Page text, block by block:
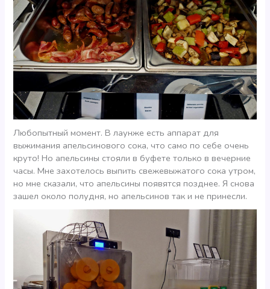
Любопытный момент. В лаунже есть аппарат для
выжимания апельсинового сока, что само по себе очень
круто! Но апельсины стояли в буфете только в вечерние
часы. Мне захотелось выпить свежевыжатого сока утром,
но мне сказали, что апельсины появятся позднее. Я снова
зашел около полудня, но апельсинов так и не принесли.